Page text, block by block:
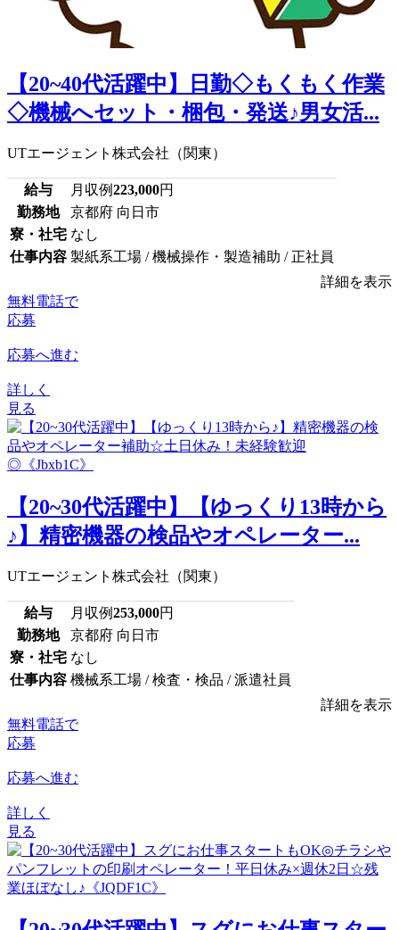
【20~40代活躍中】日勤◇もくもく作業
◇機械へセット・梱包・発送♪男女活...
UTエージェント株式会社（関東）
給与 月収例223,000円
勤務地
京都府 向日市
寮・社宅 なし
仕事内容 製紙系工場 / 機械操作・製造補助 / 正社員
詳細を表示
無料電話で
応募
応募へ進む
詳しく
見る
【20~30代活躍中】【ゆっくり13時から
♪】精密機器の検品やオペレーター...
UTエージェント株式会社（関東）
給与 月収例253,000円
勤務地
京都府 向日市
寮・社宅 なし
仕事内容 機械系工場 / 検査・検品 / 派遣社員
詳細を表示
無料電話で
応募
応募へ進む
詳しく
見る